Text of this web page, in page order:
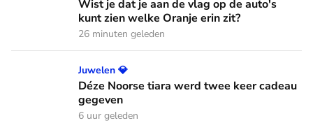
Wist je dat je aan de vlag op de auto's
kunt zien welke Oranje erin zit?
26 minuten geleden
Déze Noorse tiara werd twee keer cadeau gegeven
Juwelen 💎
Déze Noorse tiara werd twee keer cadeau
gegeven
6 uur geleden